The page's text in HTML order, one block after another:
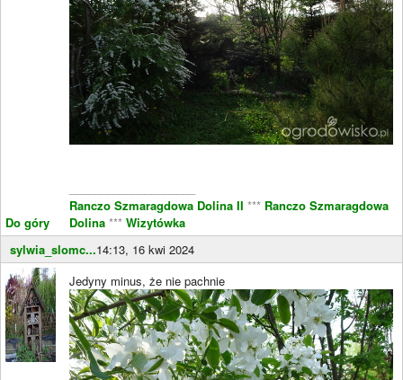
Do góry
Ranczo Szmaragdowa Dolina II *** Ranczo Szmaragdowa
Dolina *** Wizytówka
sylwia_slomc...14:13, 16 kwi 2024
Jedyny minus, że nie pachnie